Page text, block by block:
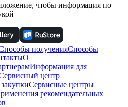
чтобы информация по
полученияСпособы
О
Информация для
центр
Сервисные центры
рекомендательных